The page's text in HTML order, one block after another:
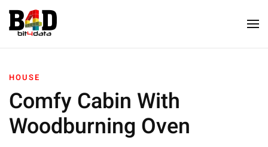
HOUSE
Comfy Cabin With
Woodburning Oven